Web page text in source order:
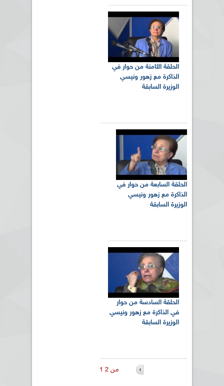
الحلقة الثامنة من حوار في
الذاكرة مع زهور ونيسي
الوزيرة السابقة
الحلقة السابعة من حوار في
الذاكرة مع زهور ونيسي
الوزيرة السابقة
الحلقة السادسة من حوار
في الذاكرة مع زهور ونيسي
الوزيرة السابقة
1 من 2